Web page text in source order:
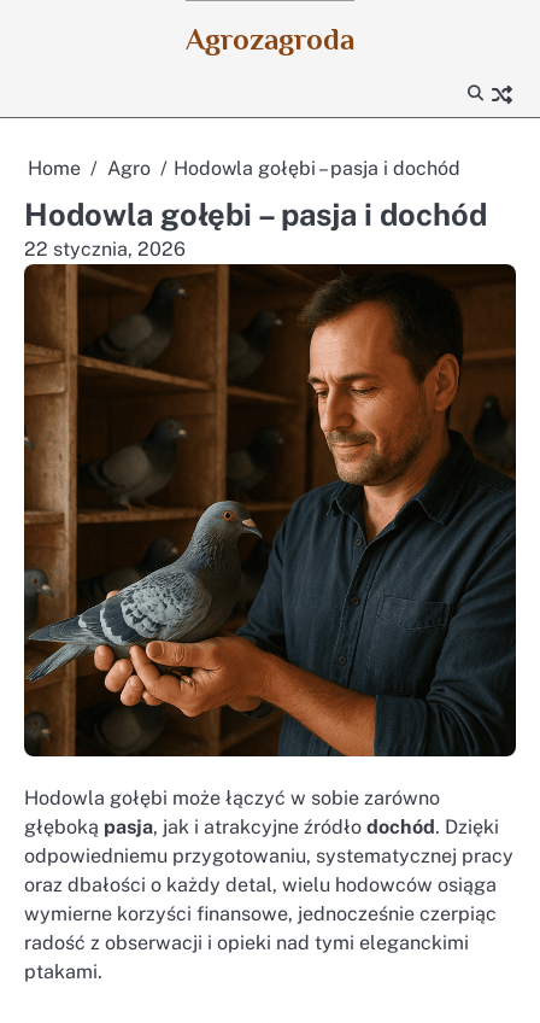
Agrozagroda
Home Agro Hodowla gołębi – pasja i dochód
Hodowla gołębi – pasja i dochód
22 stycznia, 2026
Hodowla gołębi może łączyć w sobie zarówno
głęboką pasja, jak i atrakcyjne źródło dochód. Dzięki
odpowiedniemu przygotowaniu, systematycznej pracy
oraz dbałości o każdy detal, wielu hodowców osiąga
wymierne korzyści finansowe, jednocześnie czerpiąc
radość z obserwacji i opieki nad tymi eleganckimi
ptakami.